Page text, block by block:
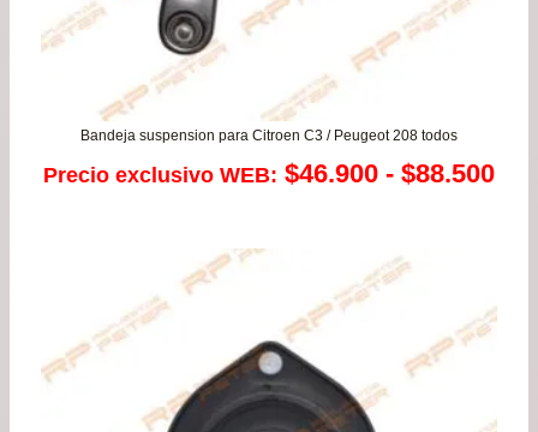
Bandeja suspension para Citroen C3 / Peugeot 208 todos
Precio exclusivo WEB: $46.900 - $88.500